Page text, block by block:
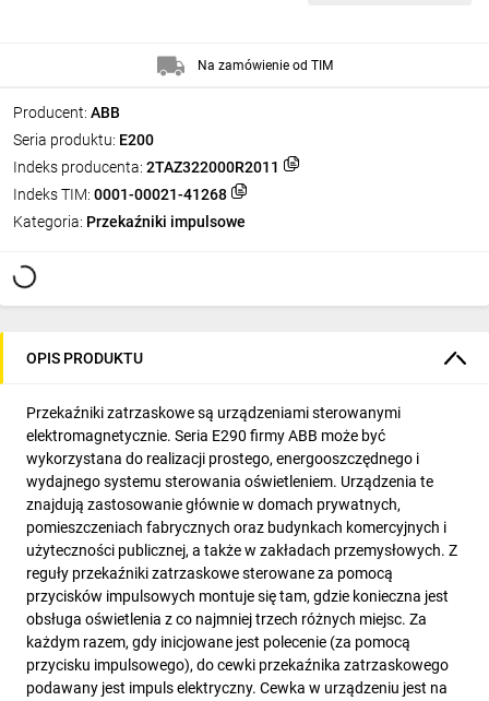
Producent: ABB
Seria produktu: E200
Indeks producenta: 2TAZ322000R2011
Indeks TIM: 0001-00021-41268
Kategoria: Przekaźniki impulsowe
Na zamówienie od TIM
OPIS PRODUKTU
Przekaźniki zatrzaskowe są urządzeniami sterowanymi
elektromagnetycznie. Seria E290 firmy ABB może być
wykorzystana do realizacji prostego, energooszczędnego i
wydajnego systemu sterowania oświetleniem. Urządzenia te
znajdują zastosowanie głównie w domach prywatnych,
pomieszczeniach fabrycznych oraz budynkach komercyjnych i
użyteczności publicznej, a także w zakładach przemysłowych. Z
reguły przekaźniki zatrzaskowe sterowane za pomocą
przycisków impulsowych montuje się tam, gdzie konieczna jest
obsługa oświetlenia z co najmniej trzech różnych miejsc. Za
każdym razem, gdy inicjowane jest polecenie (za pomocą
przycisku impulsowego), do cewki przekaźnika zatrzaskowego
podawany jest impuls elektryczny. Cewka w urządzeniu jest na